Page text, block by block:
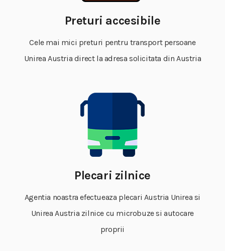
Preturi accesibile
Cele mai mici preturi pentru transport persoane
Unirea Austria direct la adresa solicitata din Austria
Plecari zilnice
Agentia noastra efectueaza plecari Austria Unirea si
Unirea Austria zilnice cu microbuze si autocare
proprii